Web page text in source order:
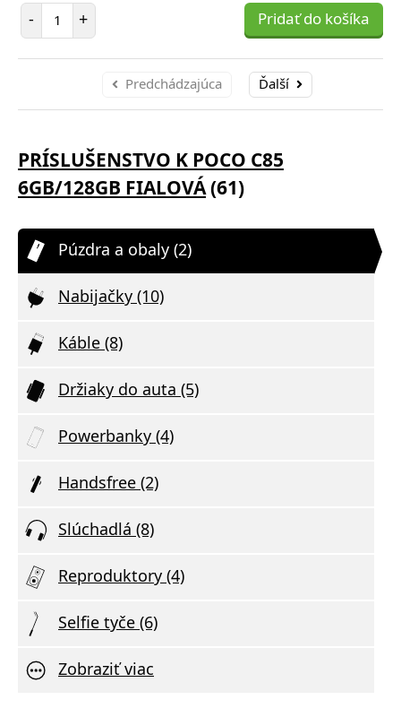
- Počet položiek
+ Pridať do košíka
Predchádzajúca Ďalší
PRÍSLUŠENSTVO K POCO C85
6GB/128GB FIALOVÁ(61)
Púzdra a obaly (2)
Nabijačky (10)
Káble (8)
Držiaky do auta (5)
Powerbanky (4)
Handsfree (2)
Slúchadlá (8)
Reproduktory (4)
Selfie tyče (6)
Zobraziť viac